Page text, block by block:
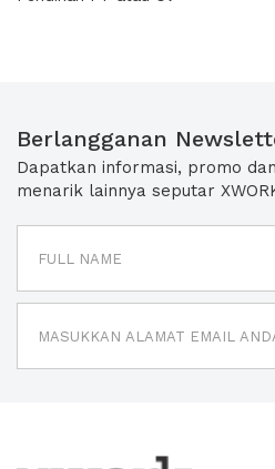
Berlangganan
Dapatkan informasi, promo
menarik lainnya seputar